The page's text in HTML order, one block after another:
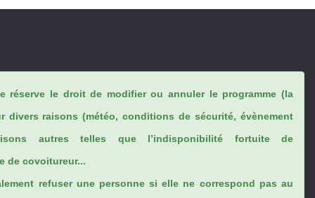
réserve le droit de modifier ou annuler le programme (la
divers raisons (météo, conditions de sécurité, évènement
autres telles que l’indisponibilité fortuite de
de covoitureur...
refuser une personne si elle ne correspond pas au